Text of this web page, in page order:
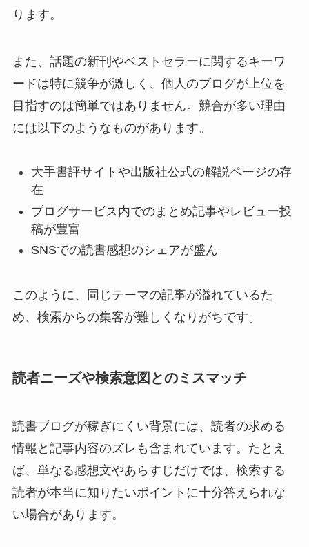
ります。
また、話題の新刊やベストセラーに関するキーワ
ードは特に競争が激しく、個人のブログが上位を
目指すのは簡単ではありません。競合が多い理由
には以下のようなものがあります。
大手書評サイトや出版社公式の解説ページの存
在
ブログサービス内でのまとめ記事やレビュー投
稿が豊富
SNSでの読書感想のシェアが盛ん
このように、同じテーマの記事が溢れているた
め、検索からの集客が難しくなりがちです。
読者ニーズや検索意図とのミスマッチ
読書ブログが稼ぎにくい背景には、読者の求める
情報と記事内容のズレも含まれています。たとえ
ば、単なる感想文やあらすじだけでは、検索する
読者が本当に知りたいポイントに十分答えられな
い場合があります。